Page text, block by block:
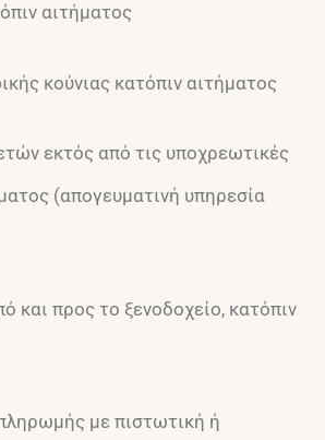
αιτήματος
κούνιας κατόπιν αιτήματος
εκτός από τις υποχρεωτικές
(απογευματινή υπηρεσία
και προς το ξενοδοχείο, κατόπιν
με πιστωτική ή